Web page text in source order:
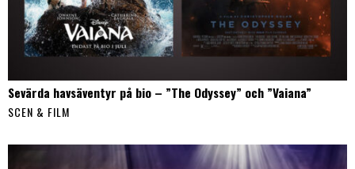
Sevärda havsäventyr på bio – ”The Odyssey” och ”Vaiana”
SCEN & FILM